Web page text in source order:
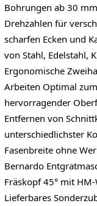
Bohrungen ab 30
Drehzahlen für
scharfen Ecken und
von Stahl, Edelstahl,
Ergonomische
Arbeiten Optimal
hervorragender
Entfernen von
unterschiedlichster
Fasenbreite ohne
Bernardo
Fräskopf 45° mit
Lieferbares